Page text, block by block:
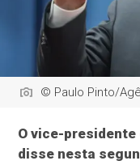
© Paulo Pinto/
O vice-presidente
disse nesta